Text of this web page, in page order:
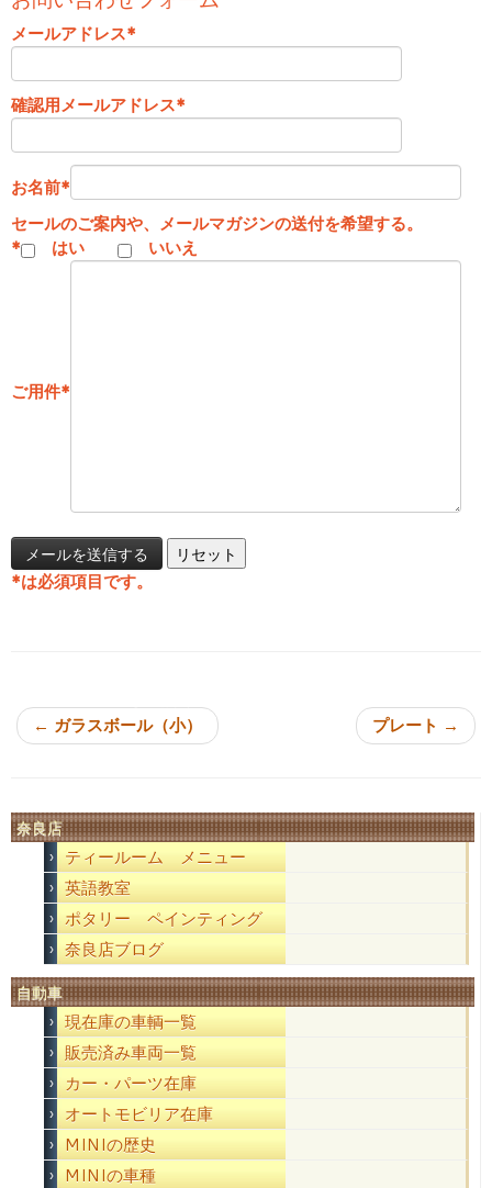
メールアドレス*
確認用メールアドレス*
お名前*
セールのご案内や、メールマガジンの送付を希望する。
*
はい いいえ
ご用件*
*は必須項目です。
← ガラスボール（小） プレート →
奈良店
ティールーム メニュー
英語教室
ポタリー ペインティング
奈良店ブログ
自動車
現在庫の車輌一覧
販売済み車両一覧
カー・パーツ在庫
オートモビリア在庫
MINIの歴史
MINIの車種